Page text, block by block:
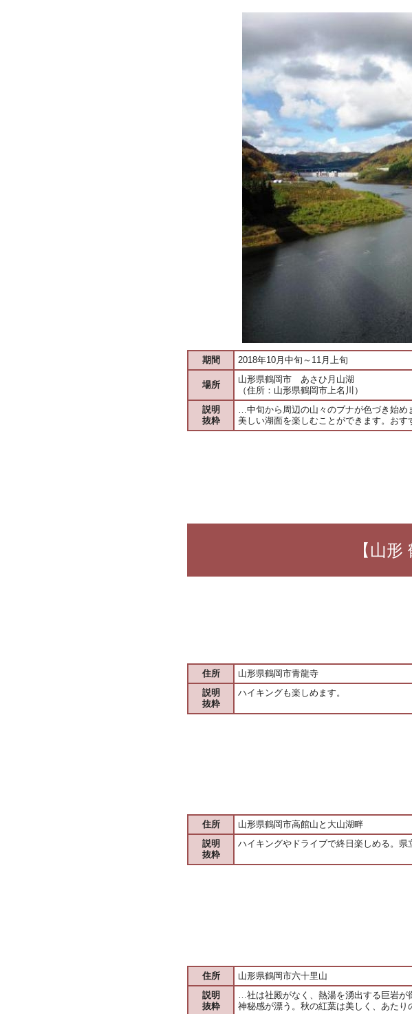
期間 2018年10月中旬～11月上旬
場所
山形県鶴岡市 あさひ月山湖
（住所：山形県鶴岡市上名川）
説明
抜粋
…中旬から周辺の山々のブナが色づき始め
美しい湖面を楽しむことができます。お
【山
住所
山形県鶴岡市青龍寺
説明
抜粋
ハイキングも楽しめます。
住所
山形県鶴岡市高館山と大山湖畔
説明
抜粋
ハイキングやドライブで終日楽しめる。県
住所
山形県鶴岡市六十里山
説明
抜粋
…社は社殿がなく、熱湯を湧出する巨岩が
神秘感が漂う。秋の紅葉は美しく、あたり